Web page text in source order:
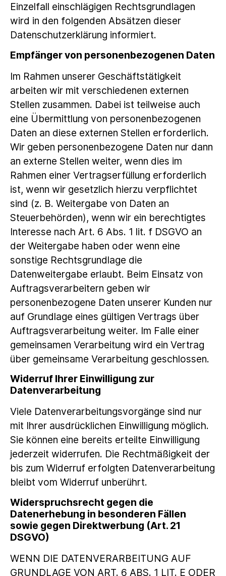
Einzelfall einschlägigen Rechtsgrundlagen
wird in den folgenden Absätzen dieser
Datenschutzerklärung informiert.
Empfänger von personenbezogenen Daten
Im Rahmen unserer Geschäftstätigkeit
arbeiten wir mit verschiedenen externen
Stellen zusammen. Dabei ist teilweise auch
eine Übermittlung von personenbezogenen
Daten an diese externen Stellen erforderlich.
Wir geben personenbezogene Daten nur dann
an externe Stellen weiter, wenn dies im
Rahmen einer Vertragserfüllung erforderlich
ist, wenn wir gesetzlich hierzu verpflichtet
sind (z. B. Weitergabe von Daten an
Steuerbehörden), wenn wir ein berechtigtes
Interesse nach Art. 6 Abs. 1 lit. f DSGVO an
der Weitergabe haben oder wenn eine
sonstige Rechtsgrundlage die
Datenweitergabe erlaubt. Beim Einsatz von
Auftragsverarbeitern geben wir
personenbezogene Daten unserer Kunden nur
auf Grundlage eines gültigen Vertrags über
Auftragsverarbeitung weiter. Im Falle einer
gemeinsamen Verarbeitung wird ein Vertrag
über gemeinsame Verarbeitung geschlossen.
Widerruf Ihrer Einwilligung zur
Datenverarbeitung
Viele Datenverarbeitungsvorgänge sind nur
mit Ihrer ausdrücklichen Einwilligung möglich.
Sie können eine bereits erteilte Einwilligung
jederzeit widerrufen. Die Rechtmäßigkeit der
bis zum Widerruf erfolgten Datenverarbeitung
bleibt vom Widerruf unberührt.
Widerspruchsrecht gegen die
Datenerhebung in besonderen Fällen
sowie gegen Direktwerbung (Art. 21
DSGVO)
WENN DIE DATENVERARBEITUNG AUF
GRUNDLAGE VON ART. 6 ABS. 1 LIT. E ODER